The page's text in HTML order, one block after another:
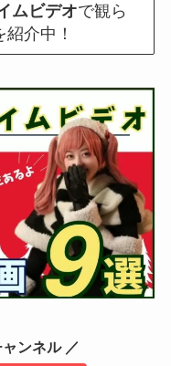
ムビデオで観ら
介中！
ンネル ／